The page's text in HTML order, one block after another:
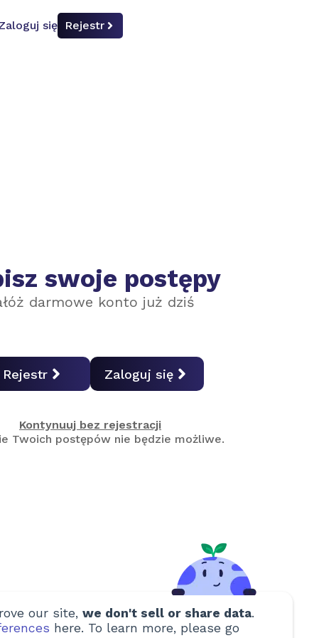
się Rejestr
swoje postępy
darmowe konto już dziś
Rejestr Zaloguj się
Kontynuuj bez rejestracji
Twoich postępów nie będzie możliwe.
our site, we don't sell or share data.
here. To learn more, please go